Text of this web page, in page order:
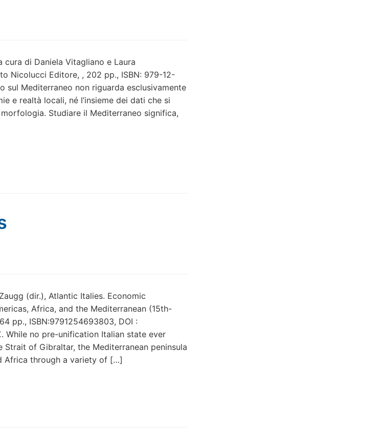
di Daniela Vitagliano e Laura
Nicolucci Editore, , 202 pp., ISBN: 979-12-
sul Mediterraneo non riguarda esclusivamente
e realtà locali, né l’insieme dei dati che si
Studiare il Mediterraneo significa,
(dir.), Atlantic Italies. Economic
Africa, and the Mediterranean (15th-
pp., ISBN:9791254693803, DOI :
While no pre-unification Italian state ever
Strait of Gibraltar, the Mediterranean peninsula
Africa through a variety of […]